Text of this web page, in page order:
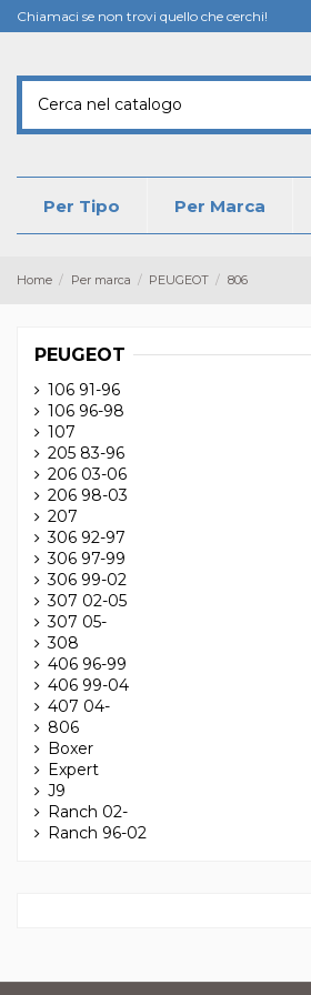
Chiamaci se non trovi quello che cerchi!
Per Tipo Per Marca
Home Per marca PEUGEOT 806
PEUGEOT
106 91-96
106 96-98
107
205 83-96
206 03-06
206 98-03
207
306 92-97
306 97-99
306 99-02
307 02-05
307 05-
308
406 96-99
406 99-04
407 04-
806
Boxer
Expert
J9
Ranch 02-
Ranch 96-02